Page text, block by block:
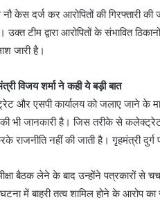
दर्ज कर आरोपितों की गिरफ्तारी की
टीम द्वारा आरोपितों के संभावित
जारी है।
विजय शर्मा ने कही ये बड़ी बात
और एसपी कार्यालय को जलाए जाने के
भी जानकारी है। जिस तरीके से कलेक्ट्रेट
राजनीति नहीं की जाती है। गृहमंत्री दुर्ग
बैठक लेने के बाद उन्होंने पत्रकारों से
में बाहरी तत्व शामिल होने के आरोप